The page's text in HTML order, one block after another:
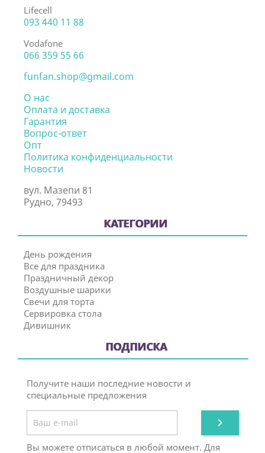
Lifecell
093 440 11 88
Vodafone
066 359 55 66
funfan.shop@gmail.com
О нас
Оплата и доставка
Гарантия
Вопрос-ответ
Опт
Политика конфиденциальности
Новости
вул. Мазепи 81
Рудно, 79493
КАТЕГОРИИ
День рождения
Все для праздника
Праздничный декор
Воздушные шарики
Свечи для торта
Сервировка стола
Дивишник
ПОДПИСКА
Получите наши последние новости и
специальные предложения

Вы можете отписаться в любой момент. Для